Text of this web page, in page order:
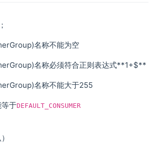
名称不能为空
名称必须符合正则表达式**1+$**
名称不能大于255
于DEFAULT_CONSUMER